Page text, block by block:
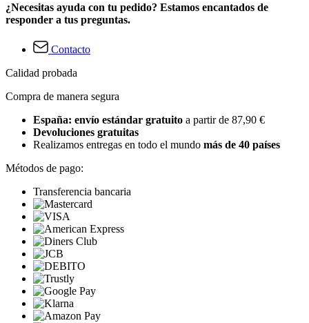
¿Necesitas ayuda con tu pedido? Estamos encantados de
responder a tus preguntas.
Contacto
Calidad probada
Compra de manera segura
España: envío estándar gratuito a partir de 87,90 €
Devoluciones gratuitas
Realizamos entregas en todo el mundo más de 40 países
Métodos de pago:
Transferencia bancaria